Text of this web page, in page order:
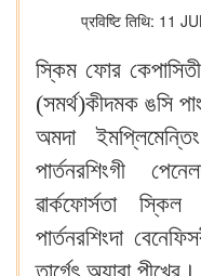
प्रविष्टि तिथि: 11
স্কিম ফোর
(সমর্থ)কীদমক ঙসি
অমদা
পার্তনরশিংগী
ৱার্কফোর্সতা
পার্তনরশিংদা